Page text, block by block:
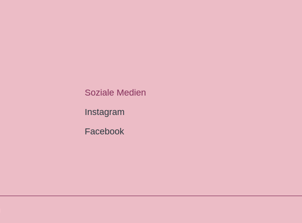
Soziale Medien
Instagram
Facebook